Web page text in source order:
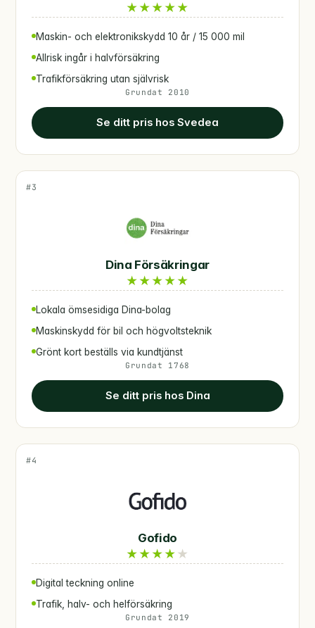
★★★★★
Maskin- och elektronikskydd 10 år / 15 000 mil
Allrisk ingår i halvförsäkring
Trafikförsäkring utan självrisk
Grundat 2010
Se ditt pris hos Svedea
#3
Dina Försäkringar
★★★★★
Lokala ömsesidiga Dina-bolag
Maskinskydd för bil och högvoltsteknik
Grönt kort beställs via kundtjänst
Grundat 1768
Se ditt pris hos Dina
#4
Gofido
★★★★ ★
Digital teckning online
Trafik, halv- och helförsäkring
Grundat 2019